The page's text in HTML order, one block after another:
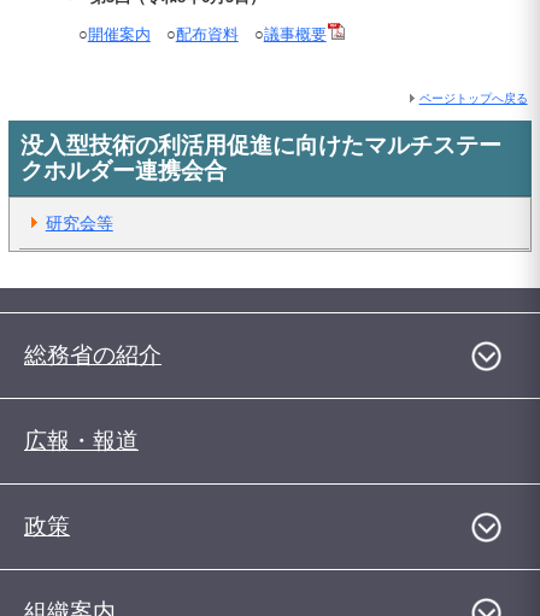
○開催案内 ○配布資料○議事概要
ページトップへ戻る
没入型技術の利活用促進に向けたマルチステー
クホルダー連携会合
研究会等
総務省の紹介
広報・報道
政策